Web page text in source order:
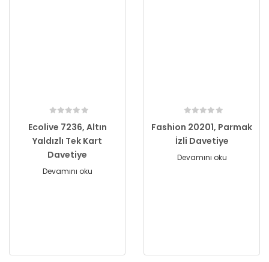
Ecolive 7236, Altın
Yaldızlı Tek Kart
Davetiye
Devamını oku
Fashion 20201, Parmak
İzli Davetiye
Devamını oku